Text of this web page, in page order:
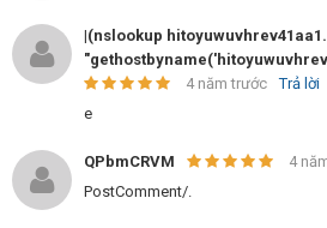
|(nslookup
4 năm trước
Trả lời
e
QPbmCRVM 4
PostComment/.